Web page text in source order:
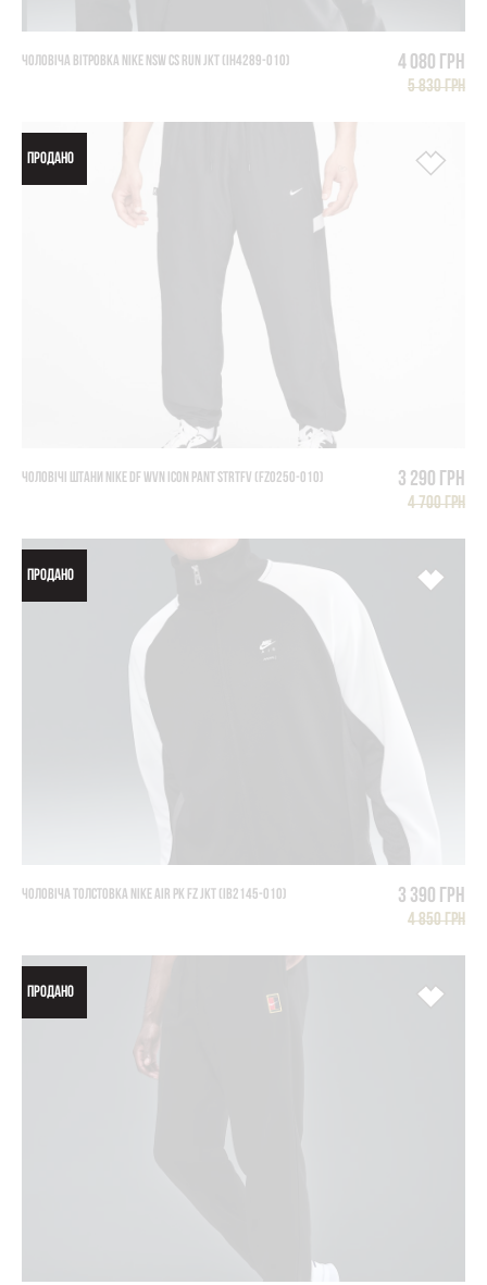
ЧОЛОВІЧА ВІТРОВКА NIKE NSW CS RUN JKT (IH4289-010) 4 080 грн
5 830 грн
ПРОДАНО
ЧОЛОВІЧІ ШТАНИ NIKE DF WVN ICON PANT STRTFV (FZ0250-010) 3 290 грн
4 700 грн
ПРОДАНО
ЧОЛОВІЧА ТОЛСТОВКА NIKE AIR PK FZ JKT (IB2145-010) 3 390 грн
4 850 грн
ПРОДАНО